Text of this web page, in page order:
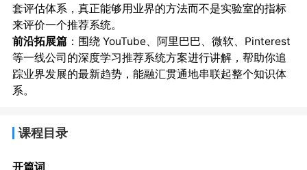
套评估体系，真正能够用业界的方法而不是实验室的指标
来评价一个推荐系统。
前沿拓展篇：围绕 YouTube、阿里巴巴、微软、Pinterest
等一线公司的深度学习推荐系统方案进行讲解，帮助你追
踪业界发展的最新趋势，能融汇贯通地串联起整个知识体
系。
课程目录
开篇词